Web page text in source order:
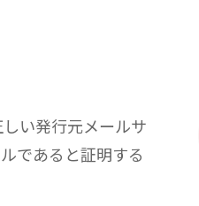
い発行元メールサ
であると証明する